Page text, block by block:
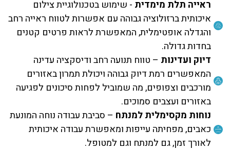
ראייה תלת מימדית - שימוש בטכנולוגיית צילום
איכותית ברזולוציה גבוהה עם אפשרות לטווח ראייה רחב
והגדלה אופטימלית, המאפשרת לראות פרטים קטנים
בחדות גדולה.
דיוק ועדינות – טווח תנועה רחב ודיסקציה עדינה
המאפשרים רמת דיוק גבוהה ויכולת תמרון באזורים
מורכבים וצפופים, מה שמוביל לפחות סיכונים לפגיעה
באזורים ועצבים סמוכים.
נוחות מקסימלית למנתח – סביבת עבודה נוחה המונעת
כאבים, מפחיתה עייפות ומאפשרת עבודה איכותית
לאורך זמן, גם למנתח וגם למטופל.